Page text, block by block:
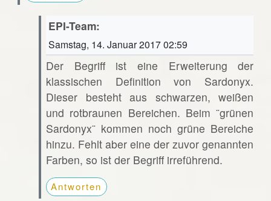
EPI-Team:
Samstag, 14. Januar 2017 02:59
Der Begriff ist eine Erweiterung der
klassischen Definition von Sardonyx.
Dieser besteht aus schwarzen, weißen
und rotbraunen Bereichen. Beim ¨grünen
Sardonyx¨ kommen noch grüne Bereiche
hinzu. Fehlt aber eine der zuvor genannten
Farben, so ist der Begriff irreführend.
Antworten